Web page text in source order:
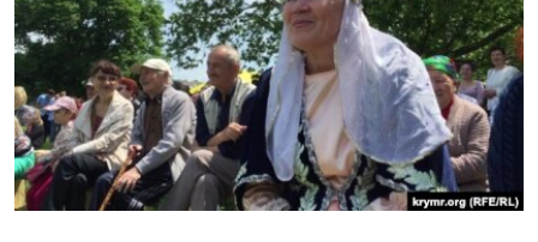
ДЕПОРТАЦІЯ
ВІДЕОУРОКИ «ELIFBE»
СВІДЧЕННЯ ОКУПАЦІЇ
УКРАЇНСЬКА ПРОБЛЕМА КРИМУ
ІНФОГРАФІКА
ЯК ОБІЙТИ БЛОКУВАННЯ
Русский
Qırımtatar
ДОЛУЧАЙСЯ!